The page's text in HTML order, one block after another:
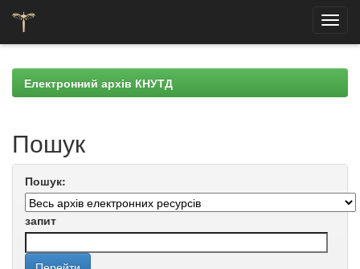
navigationЕлектронний архів КНУТД
Пошук
Пошук:
запит